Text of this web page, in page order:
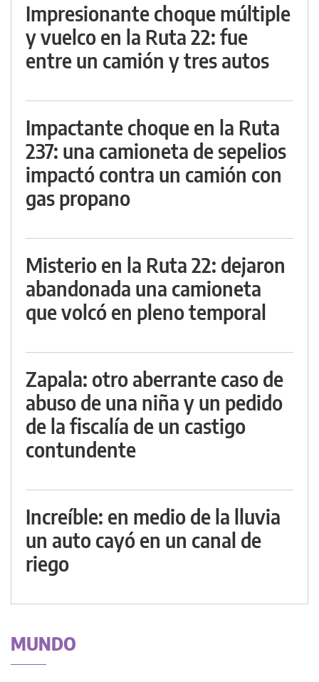
Impresionante choque múltiple
y vuelco en la Ruta 22: fue
entre un camión y tres autos
Impactante choque en la Ruta
237: una camioneta de sepelios
impactó contra un camión con
gas propano
Misterio en la Ruta 22: dejaron
abandonada una camioneta
que volcó en pleno temporal
Zapala: otro aberrante caso de
abuso de una niña y un pedido
de la fiscalía de un castigo
contundente
Increíble: en medio de la lluvia
un auto cayó en un canal de
riego
MUNDO